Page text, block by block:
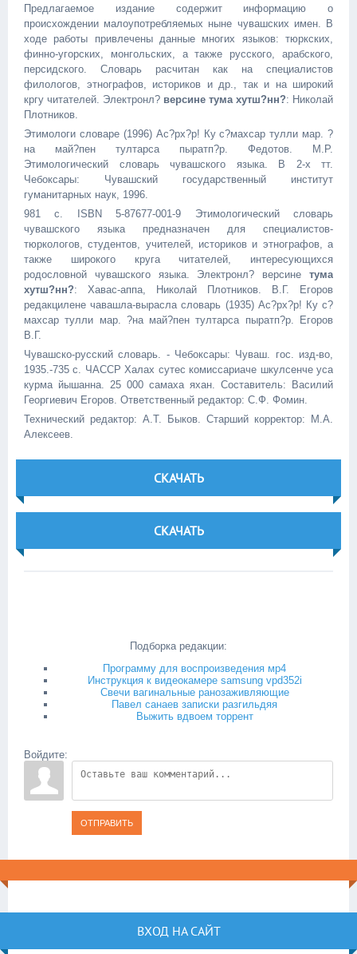
Предлагаемое издание содержит информацию о
происхождении малоупотребляемых ныне чувашских имен. В
ходе работы привлечены данные многих языков: тюркских,
финно-угорских, монгольских, а также русского, арабского,
персидского. Словарь расчитан как на специалистов
филологов, этнографов, историков и др., так и на широкий
кргу читателей. Электронл? версине тума хутш?нн?: Николай
Плотников.
Этимологи словарe (1996) Ас?рх?р! Ку с?махсар тулли мар. ?
на май?пен тултарса пыратп?р. Федотов. М.Р.
Этимологический словарь чувашского языка. В 2-х тт.
Чебоксары: Чувашский государственный институт
гуманитарных наук, 1996.
981 с. ISBN 5-87677-001-9 Этимологический словарь
чувашского языка предназначен для специалистов-
тюркологов, студентов, учителей, историков и этнографов, а
также широкого круга читателей, интересующихся
родословной чувашского языка. Электронл? версине тума
хутш?нн?: Хавас-аппа, Николай Плотников. В.Г. Егоров
редакциленe чaвашла-вырaсла словарь (1935) Ас?рх?р! Ку с?
махсар тулли мар. ?на май?пен тултарса пыратп?р. Егоров
В.Г.
Чувашско-русский словарь. - Чебоксары: Чуваш. гос. изд-во,
1935.-735 с. ЧАССР Халaх cутec комиссариачe шкулсенче усa
курма йышaннa. 25 000 сaмаха яхaн. Составитель: Василий
Георгиевич Егоров. Ответственный редактор: С.Ф. Фомин.
Технический редактор: А.Т. Быков. Старший корректор: М.А.
Алексеев.
СКАЧАТЬ
СКАЧАТЬ
Подборка редакции:
Программу для воспроизведения мр4
Инструкция к видеокамере samsung vpd352i
Свечи вагинальные ранозаживляющие
Павел санаев записки разгильдяя
Выжить вдвоем торрент
Войдите:
ОТПРАВИТЬ
ВХОД НА САЙТ